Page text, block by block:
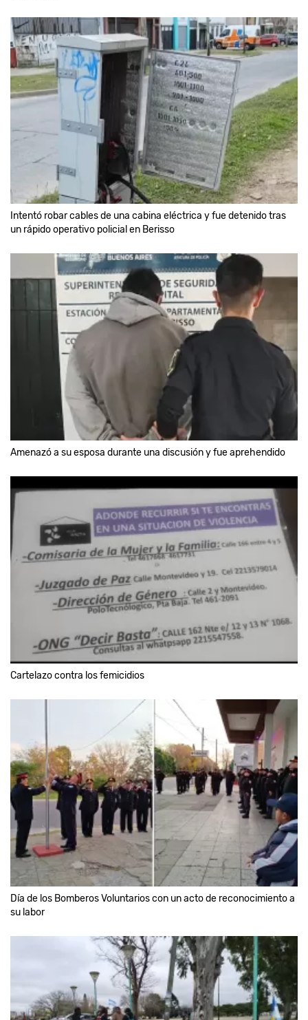
Intentó robar cables de una cabina eléctrica y fue detenido tras
un rápido operativo policial en Berisso
Amenazó a su esposa durante una discusión y fue aprehendido
Cartelazo contra los femicidios
Día de los Bomberos Voluntarios con un acto de reconocimiento a
su labor